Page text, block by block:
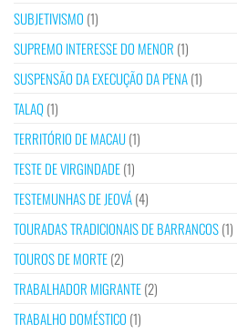
SUBJETIVISMO (1)
SUPREMO INTERESSE DO MENOR (1)
SUSPENSÃO DA EXECUÇÃO DA PENA(1)
TALAQ(1)
TERRITÓRIO DE MACAU(1)
TESTE DE VIRGINDADE(1)
TESTEMUNHAS DE JEOVÁ(4)
TOURADAS TRADICIONAIS DE BARRANCOS(1)
TOUROS DE MORTE(2)
TRABALHADOR MIGRANTE(2)
TRABALHO DOMÉSTICO (1)